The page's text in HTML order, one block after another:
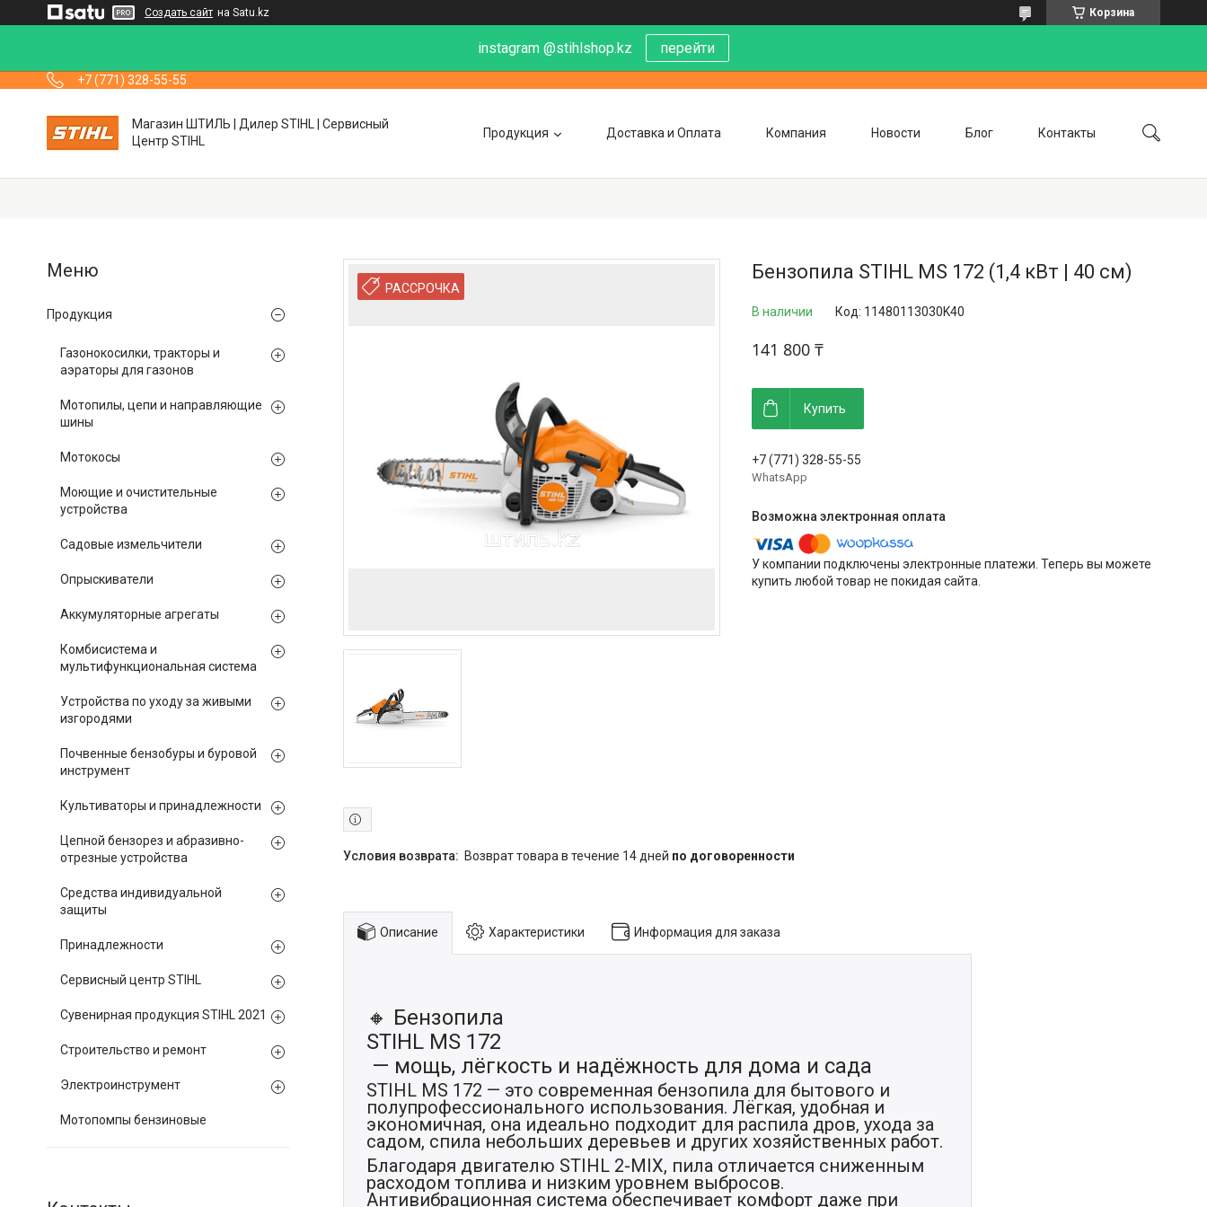
Создать сайт на Satu.kz Корзина
instagram @stihlshop.kz перейти
+7 (771) 328-55-55
Магазин ШТИЛЬ | Дилер STIHL | Сервисный
Центр STIHL
Продукция Доставка и Оплата Компания Новости Блог Контакты
РАССРОЧКА
Бензопила STIHL MS 172 (1,4 кВт | 40 см)
В наличии Код: 11480113030K40
141 800 ₸
Купить
+7 (771) 328-55-55
WhatsApp
У компании подключены электронные платежи. Теперь вы можете
купить любой товар не покидая сайта.
возврат товара в течение 14 дней по договоренности
Описание Характеристики Информация для заказа
🔸 Бензопила
STIHL MS 172
— мощь, лёгкость и надёжность для дома и сада
STIHL MS 172 — это современная бензопила для бытового и
полупрофессионального использования. Лёгкая, удобная и
экономичная, она идеально подходит для распила дров, ухода за
садом, спила небольших деревьев и других хозяйственных работ.
Благодаря двигателю STIHL 2-MIX, пила отличается сниженным
расходом топлива и низким уровнем выбросов.
Антивибрационная система обеспечивает комфорт даже при
Продукция
Газонокосилки, тракторы и
аэраторы для газонов
Мотопилы, цепи и направляющие
шины
Мотокосы
Моющие и очистительные
устройства
Садовые измельчители
Опрыскиватели
Аккумуляторные агрегаты
Комбисистема и
мультифункциональная система
Устройства по уходу за живыми
изгородями
Почвенные бензобуры и буровой
инструмент
Культиваторы и принадлежности
Цепной бензорез и абразивно-
отрезные устройства
Средства индивидуальной
защиты
Принадлежности
Сервисный центр STIHL
Сувенирная продукция STIHL 2021
Строительство и ремонт
Электроинструмент
Мотопомпы бензиновые